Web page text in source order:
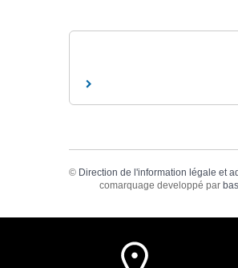
© Direction de l'information légale et
comarquage developpé par